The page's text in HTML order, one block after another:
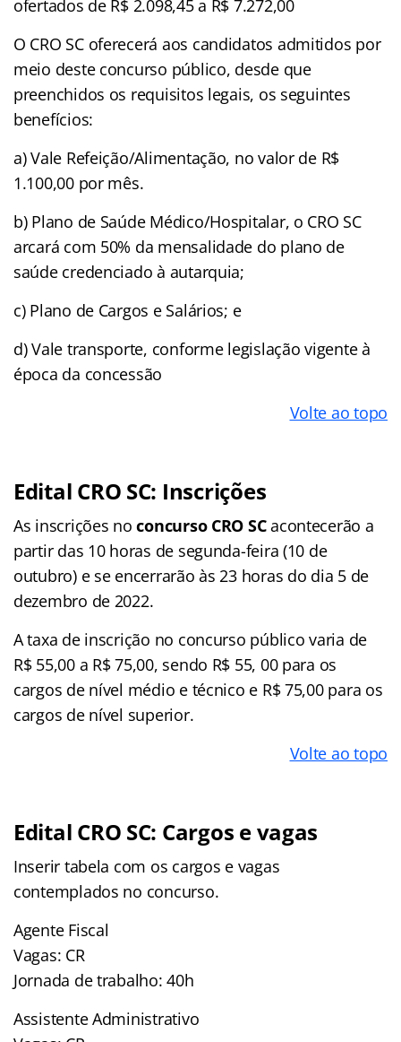
ofertados de R$ 2.098,45 a R$ 7.272,00
O CRO SC oferecerá aos candidatos admitidos por
meio deste concurso público, desde que
preenchidos os requisitos legais, os seguintes
benefícios:
a) Vale Refeição/Alimentação, no valor de R$
1.100,00 por mês.
b) Plano de Saúde Médico/Hospitalar, o CRO SC
arcará com 50% da mensalidade do plano de
saúde credenciado à autarquia;
c) Plano de Cargos e Salários; e
d) Vale transporte, conforme legislação vigente à
época da concessão
Volte ao topo
Edital CRO SC: Inscrições
As inscrições no concurso CRO SCacontecerão a
partir das 10 horas de segunda-feira (10 de
outubro) e se encerrarão às 23 horas do dia 5 de
dezembro de 2022.
A taxa de inscrição no concurso público varia de
R$ 55,00 a R$ 75,00, sendo R$ 55, 00 para os
cargos de nível médio e técnico e R$ 75,00 para os
cargos de nível superior.
Volte ao topo
Edital CRO SC: Cargos e vagas
Inserir tabela com os cargos e vagas
contemplados no concurso.
Agente Fiscal
Vagas: CR
Jornada de trabalho: 40h
Assistente Administrativo